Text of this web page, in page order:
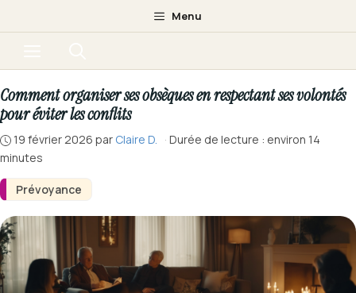
au
Menu
Prévoyance
Comment organiser ses obsèques en respectant ses volontés
pour éviter les conflits
19 février 2026 par Claire D. · Durée de lecture : environ 14
minutes